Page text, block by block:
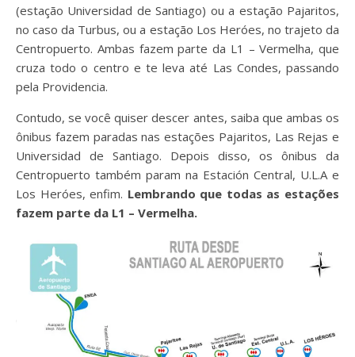
(estação Universidad de Santiago) ou a estação Pajaritos,
no caso da Turbus, ou a estação Los Heróes, no trajeto da
Centropuerto. Ambas fazem parte da L1 – Vermelha, que
cruza todo o centro e te leva até Las Condes, passando
pela Providencia.
Contudo, se você quiser descer antes, saiba que ambas os
ônibus fazem paradas nas estações Pajaritos, Las Rejas e
Universidad de Santiago. Depois disso, os ônibus da
Centropuerto também param na Estación Central, U.L.A e
Los Heróes, enfim. Lembrando que todas as estações
fazem parte da L1 – Vermelha.